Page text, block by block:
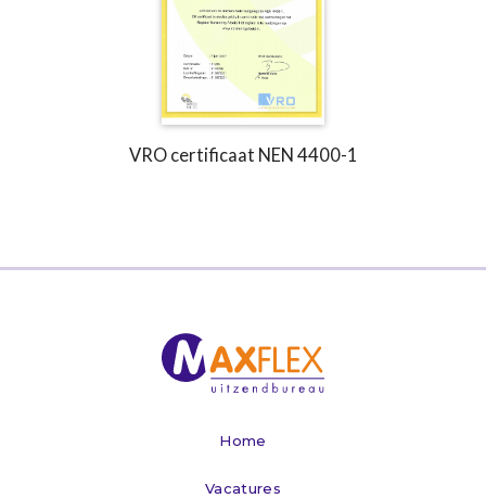
VRO certificaat NEN 4400-1
Home
Vacatures